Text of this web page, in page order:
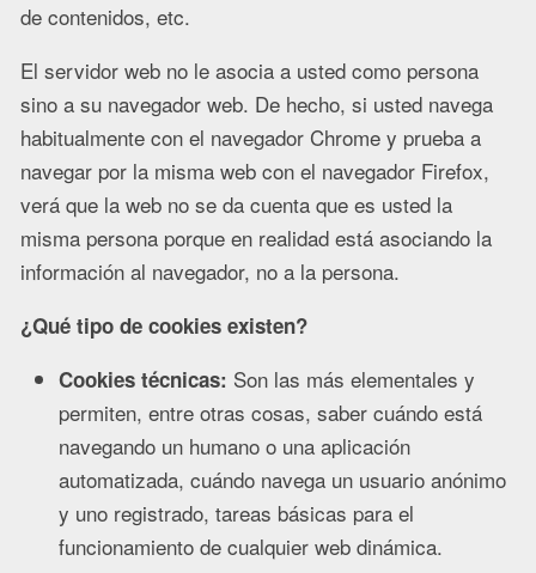
de contenidos, etc.
El servidor web no le asocia a usted como persona
sino a su navegador web. De hecho, si usted navega
habitualmente con el navegador Chrome y prueba a
navegar por la misma web con el navegador Firefox,
verá que la web no se da cuenta que es usted la
misma persona porque en realidad está asociando la
información al navegador, no a la persona.
¿Qué tipo de cookies existen?
Cookies técnicas: Son las más elementales y
permiten, entre otras cosas, saber cuándo está
navegando un humano o una aplicación
automatizada, cuándo navega un usuario anónimo
y uno registrado, tareas básicas para el
funcionamiento de cualquier web dinámica.